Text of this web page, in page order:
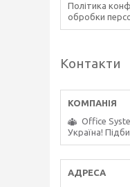
Політика
обробки
Контакти
Office
Україна!